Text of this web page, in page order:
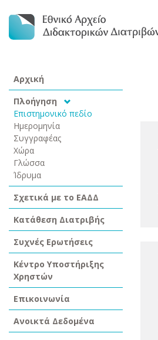
Αρχική
Πλοήγηση
Επιστημονικό πεδίο
Ημερομηνία
Συγγραφέας
Χώρα
Γλώσσα
Ίδρυμα
Σχετικά με το ΕΑΔΔ
Κατάθεση Διατριβής
Συχνές Ερωτήσεις
Κέντρο Υποστήριξης
Χρηστών
Επικοινωνία
Ανοικτά Δεδομένα